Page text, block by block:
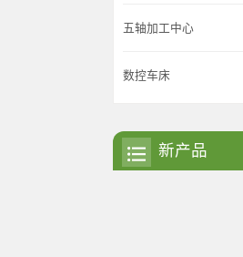
五轴加工中心
数控车床
新产品